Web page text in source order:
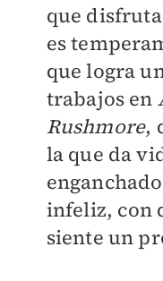
que
es
que logra
trabajos en
Rushmore,
la que da
infeliz, con
siente un